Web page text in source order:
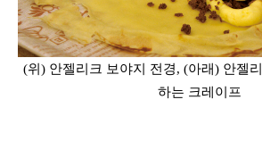
(위) 안젤리크 보야지 전경, (아래) 안젤
하는 크레이프